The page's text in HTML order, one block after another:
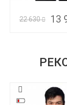
22 630 13